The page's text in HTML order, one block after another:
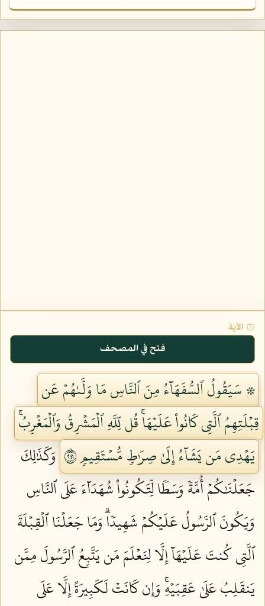
۞ الآية
فتح في المصحف
۞ سَيَقُولُ ٱلسُّفَهَآءُ مِنَ ٱلنَّاسِ مَا وَلَّىٰهُمۡ عَن
قِبۡلَتِهِمُ ٱلَّتِي كَانُواْ عَلَيۡهَاۚ قُل لِّلَّهِ ٱلۡمَشۡرِقُ وَٱلۡمَغۡرِبُۚ
يَهۡدِي مَن يَشَآءُ إِلَىٰ صِرَٰطٖ مُّسۡتَقِيمٖ ١٤٢
وَكَذَٰلِكَ
جَعَلۡنَٰكُمۡ أُمَّةٗ وَسَطٗا لِّتَكُونُواْ شُهَدَآءَ عَلَى ٱلنَّاسِ
وَيَكُونَ ٱلرَّسُولُ عَلَيۡكُمۡ شَهِيدٗاۗ وَمَا جَعَلۡنَا ٱلۡقِبۡلَةَ
ٱلَّتِي كُنتَ عَلَيۡهَآ إِلَّا لِنَعۡلَمَ مَن يَتَّبِعُ ٱلرَّسُولَ مِمَّن
يَنقَلِبُ عَلَىٰ عَقِبَيۡهِۚ وَإِن كَانَتۡ لَكَبِيرَةً إِلَّا عَلَى